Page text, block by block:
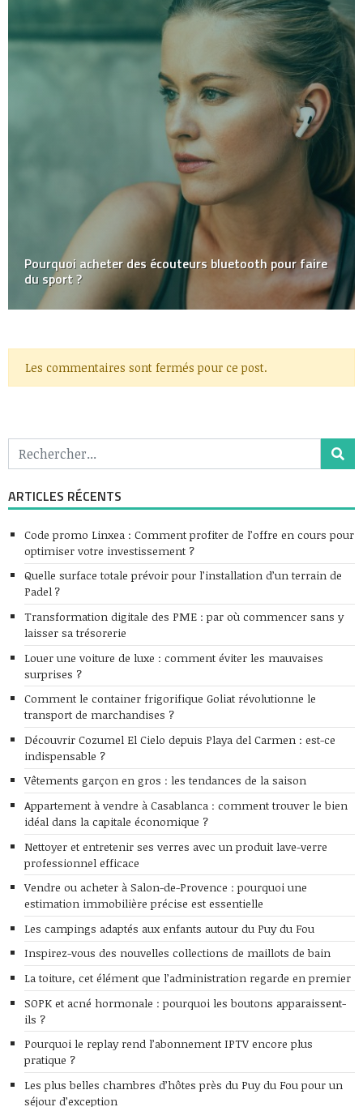
Pourquoi acheter des écouteurs bluetooth pour faire
du sport ?
Les commentaires sont fermés pour ce post.
ARTICLES RÉCENTS
Code promo Linxea : Comment profiter de l’offre en cours pour
optimiser votre investissement ?
Quelle surface totale prévoir pour l’installation d’un terrain de
Padel ?
Transformation digitale des PME : par où commencer sans y
laisser sa trésorerie
Louer une voiture de luxe : comment éviter les mauvaises
surprises ?
Comment le container frigorifique Goliat révolutionne le
transport de marchandises ?
Découvrir Cozumel El Cielo depuis Playa del Carmen : est-ce
indispensable ?
Vêtements garçon en gros : les tendances de la saison
Appartement à vendre à Casablanca : comment trouver le bien
idéal dans la capitale économique ?
Nettoyer et entretenir ses verres avec un produit lave-verre
professionnel efficace
Vendre ou acheter à Salon-de-Provence : pourquoi une
estimation immobilière précise est essentielle
Les campings adaptés aux enfants autour du Puy du Fou
Inspirez-vous des nouvelles collections de maillots de bain
La toiture, cet élément que l’administration regarde en premier
SOPK et acné hormonale : pourquoi les boutons apparaissent-
ils ?
Pourquoi le replay rend l’abonnement IPTV encore plus
pratique ?
Les plus belles chambres d’hôtes près du Puy du Fou pour un
séjour d’exception